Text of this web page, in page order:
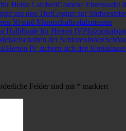
Goldene Ehrennadel
Gegner auf
50 sind Mannschaftspfalzmeister
Herren IV sichern sich den
Felder sind mit * markiert